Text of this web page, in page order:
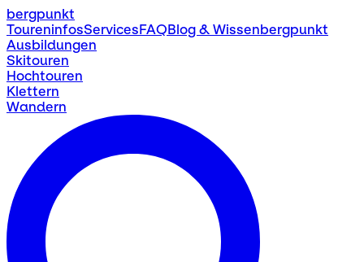
bergpunkt
ToureninfosServicesFAQBlog & Wissenbergpunkt
Ausbildungen
Skitouren
Hochtouren
Klettern
Wandern